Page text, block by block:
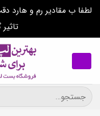
لطفا ب مقادیر رم و هارد
content
جستجو
برای: